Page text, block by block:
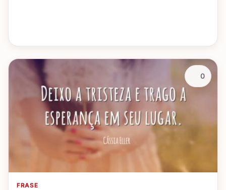
FRASE
0